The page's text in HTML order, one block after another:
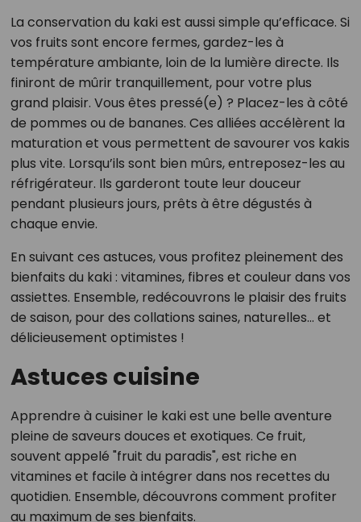
La conservation du kaki est aussi simple qu’efficace. Si
vos fruits sont encore fermes, gardez-les à
température ambiante, loin de la lumière directe. Ils
finiront de mûrir tranquillement, pour votre plus
grand plaisir. Vous êtes pressé(e) ? Placez-les à côté
de pommes ou de bananes. Ces alliées accélèrent la
maturation et vous permettent de savourer vos kakis
plus vite. Lorsqu’ils sont bien mûrs, entreposez-les au
réfrigérateur. Ils garderont toute leur douceur
pendant plusieurs jours, prêts à être dégustés à
chaque envie.
En suivant ces astuces, vous profitez pleinement des
bienfaits du kaki : vitamines, fibres et couleur dans vos
assiettes. Ensemble, redécouvrons le plaisir des fruits
de saison, pour des collations saines, naturelles… et
délicieusement optimistes !
Astuces cuisine
Apprendre à cuisiner le kaki est une belle aventure
pleine de saveurs douces et exotiques. Ce fruit,
souvent appelé "fruit du paradis", est riche en
vitamines et facile à intégrer dans nos recettes du
quotidien. Ensemble, découvrons comment profiter
au maximum de ses bienfaits.